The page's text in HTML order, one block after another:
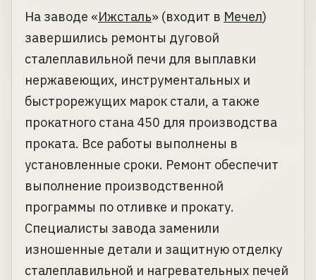
На заводе «Ижсталь» (входит в Мечел)
завершились ремонты дуговой
сталеплавильной печи для выплавки
нержавеющих, инструментальных и
быстрорежущих марок стали, а также
прокатного стана 450 для производства
проката. Все работы выполнены в
установленные сроки. Ремонт обеспечит
выполнение производственной
программы по отливке и прокату.
Специалисты завода заменили
изношенные детали и защитную отделку
сталеплавильной и нагревательных печей